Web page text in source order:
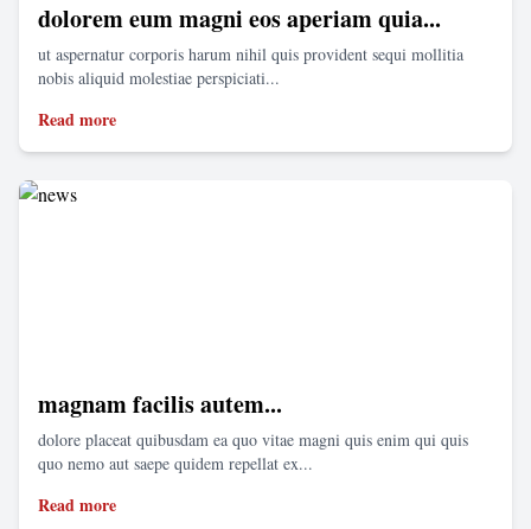
dolorem eum magni eos aperiam quia...
ut aspernatur corporis harum nihil quis provident sequi mollitia
nobis aliquid molestiae perspiciati...
Read more
magnam facilis autem...
dolore placeat quibusdam ea quo vitae magni quis enim qui quis
quo nemo aut saepe quidem repellat ex...
Read more